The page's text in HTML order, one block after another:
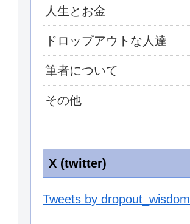
人生とお金
ドロップアウトな人達
筆者について
その他
X (twitter)
Tweets by dropout_wisdom